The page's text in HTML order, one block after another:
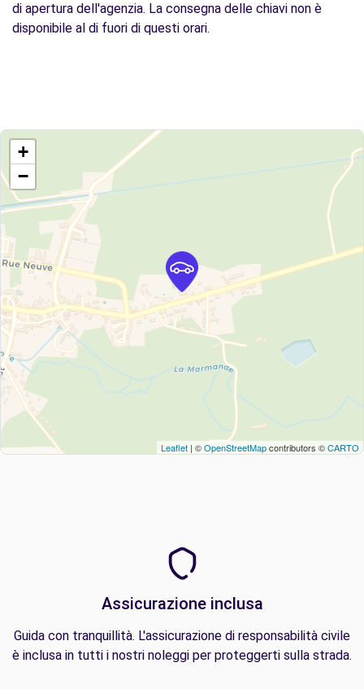
di apertura dell'agenzia. La consegna delle chiavi non è
disponibile al di fuori di questi orari.
+
−
Leaflet | ©OpenStreetMapcontributors ©CARTO
Assicurazione inclusa
Guida con tranquillità. L'assicurazione di responsabilità civile
è inclusa in tutti i nostri noleggi per proteggerti sulla strada.